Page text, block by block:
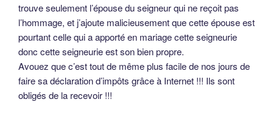
trouve seulement l’épouse du seigneur qui ne reçoit pas
l’hommage, et j’ajoute malicieusement que cette épouse est
pourtant celle qui a apporté en mariage cette seigneurie
donc cette seigneurie est son bien propre.
Avouez que c’est tout de même plus facile de nos jours de
faire sa déclaration d’impôts grâce à Internet !!! Ils sont
obligés de la recevoir !!!